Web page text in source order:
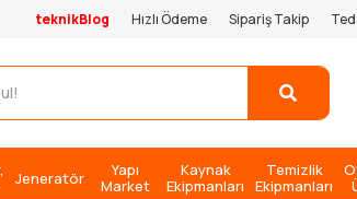
teknikBlog Hızlı Ödeme Sipariş Takip
Jeneratör
Yapı
Market
Kaynak
Ekipmanları
Temizlik
Ekipmanları